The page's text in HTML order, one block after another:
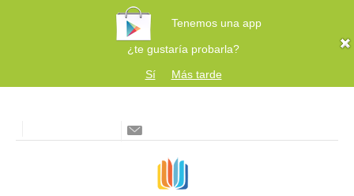
Tenemos una app
¿te gustaría probarla?
Sí
Más tarde